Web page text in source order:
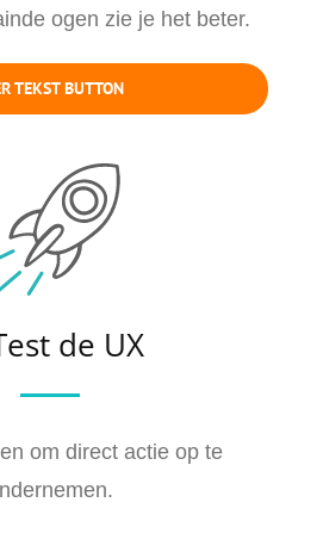
ogen zie je het beter.
TEKST BUTTON
de UX
om direct actie op te